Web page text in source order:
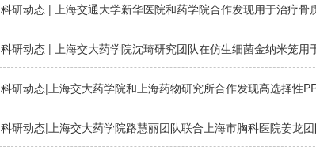
科研动态 | 上海交通大学新华医院和药学院合作发现用于治疗骨
科研动态 | 上海交大药学院沈琦研究团队在仿生细菌金纳米笼用
科研动态|上海交大药学院和上海药物研究所合作发现高选择性